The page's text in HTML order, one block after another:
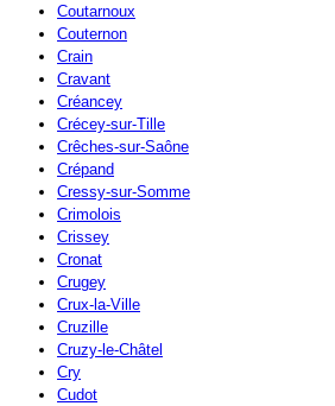
Coutarnoux
Couternon
Crain
Cravant
Créancey
Crécey-sur-Tille
Crêches-sur-Saône
Crépand
Cressy-sur-Somme
Crimolois
Crissey
Cronat
Crugey
Crux-la-Ville
Cruzille
Cruzy-le-Châtel
Cry
Cudot